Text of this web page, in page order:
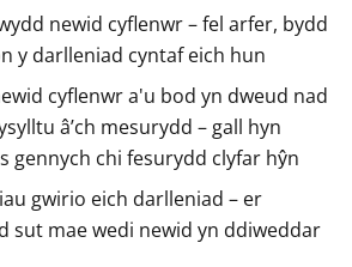
a
r
g
y
r
newid cyflenwr – fel arfer, bydd
y darlleniad cyntaf eich hun
cyflenwr a'u bod yn dweud nad
â’ch mesurydd – gall hyn
gennych chi fesurydd clyfar hŷn
gwirio eich darlleniad – er
sut mae wedi newid yn ddiweddar